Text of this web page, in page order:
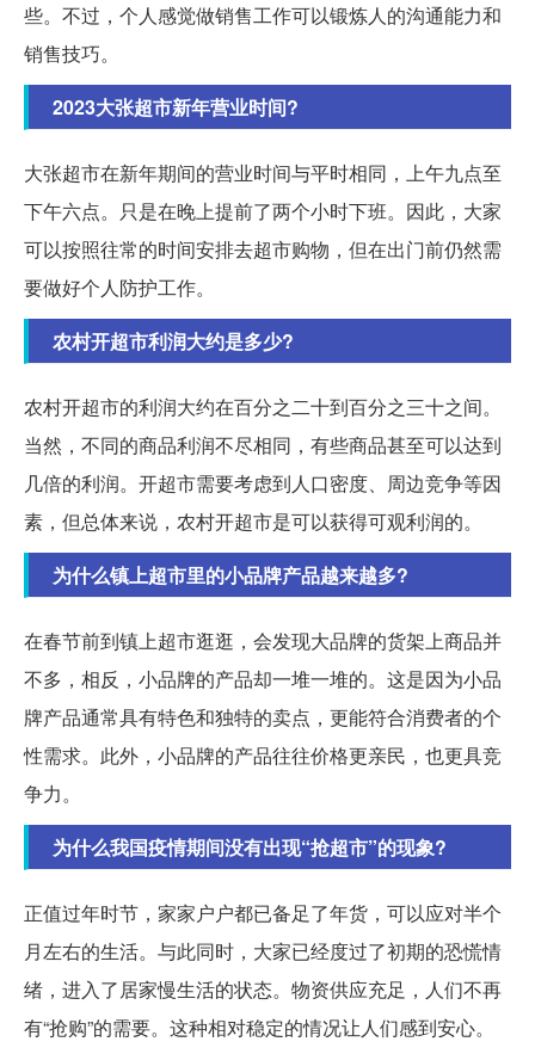
些。不过，个人感觉做销售工作可以锻炼人的沟通能力和
销售技巧。
2023大张超市新年营业时间?
大张超市在新年期间的营业时间与平时相同，上午九点至
下午六点。只是在晚上提前了两个小时下班。因此，大家
可以按照往常的时间安排去超市购物，但在出门前仍然需
要做好个人防护工作。
农村开超市利润大约是多少?
农村开超市的利润大约在百分之二十到百分之三十之间。
当然，不同的商品利润不尽相同，有些商品甚至可以达到
几倍的利润。开超市需要考虑到人口密度、周边竞争等因
素，但总体来说，农村开超市是可以获得可观利润的。
为什么镇上超市里的小品牌产品越来越多?
在春节前到镇上超市逛逛，会发现大品牌的货架上商品并
不多，相反，小品牌的产品却一堆一堆的。这是因为小品
牌产品通常具有特色和独特的卖点，更能符合消费者的个
性需求。此外，小品牌的产品往往价格更亲民，也更具竞
争力。
为什么我国疫情期间没有出现“抢超市”的现象?
正值过年时节，家家户户都已备足了年货，可以应对半个
月左右的生活。与此同时，大家已经度过了初期的恐慌情
绪，进入了居家慢生活的状态。物资供应充足，人们不再
有“抢购”的需要。这种相对稳定的情况让人们感到安心。